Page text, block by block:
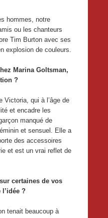
hommes, notre
ou les chanteurs
Tim Burton avec ses
explosion de couleurs.
Marina Goltsman,
?
Victoria, qui à l’âge de
et encadre les
manqué de
et sensuel. Elle a
des accessoires
et est un vrai reflet de
certaines de vos
l’idée ?
tenait beaucoup à